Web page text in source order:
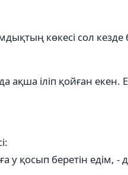
көкесі сол
ақша іліп қойған екен.
у қосып беретін едім, -